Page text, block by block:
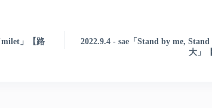
milet」【路
2022.9.4 - sae「Stand by me,
大」